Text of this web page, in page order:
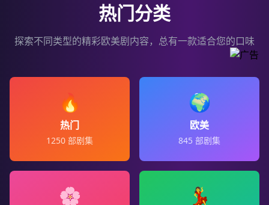
热门分类
探索不同类型的精彩欧美剧内容，总有一款适合您的口味
🔥
热门
1250 部剧集
🌍
欧美
845 部剧集
🌸 💃